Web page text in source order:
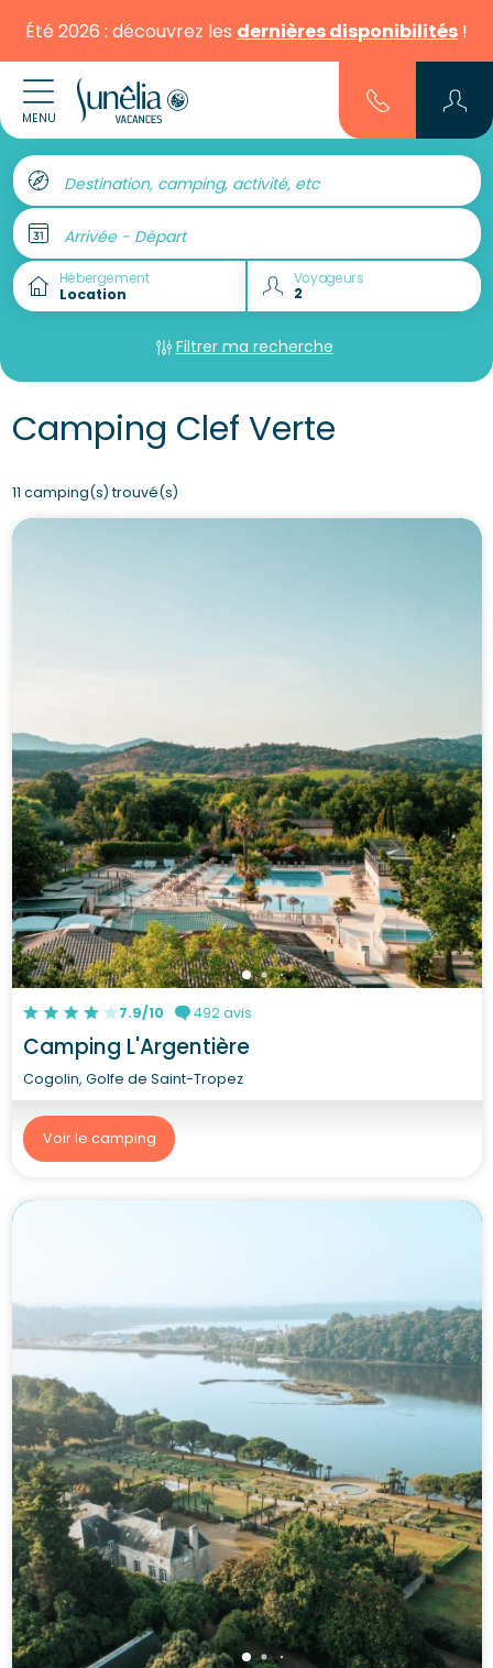
Été 2026 : découvrez les dernières disponibilités !
MENU
Destination, camping, activité, etc
Arrivée - Départ
Hébergement Voyageurs
Filtrer ma recherche
Camping Clef Verte
11 camping(s) trouvé(s)
7.9/10 492 avis
Camping L'Argentière
Cogolin, Golfe de Saint-Tropez
Voir le camping